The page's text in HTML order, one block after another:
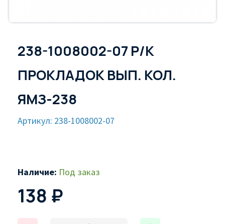
238-1008002-07 Р/К
ПРОКЛАДОК ВЫП. КОЛ.
ЯМЗ-238
Артикул: 238-1008002-07
Наличие: Под заказ
138 ₽